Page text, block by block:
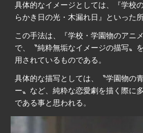
具体的なイメージとしては、『学校
らかき日の光・木漏れ日』といった
この手法は、『学校・学園物のアニ
で、〝純粋無垢なイメージの描写〟
用されているものである。
具体的な描写としては、〝学園物の
ー〟など、純粋な恋愛劇を描く際に
である事と思われる。